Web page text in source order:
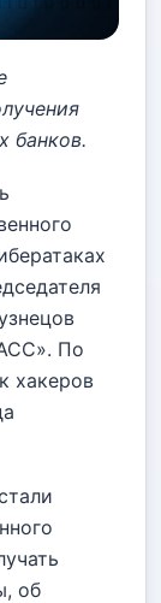
банков.
По
хакеров
об